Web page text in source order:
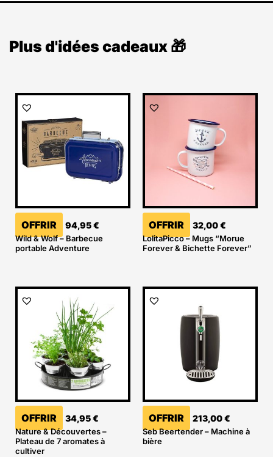
Plus d'idées cadeaux 🎁
OFFRIR 94,95€
Wild & Wolf – Barbecue
portable Adventure
OFFRIR 32,00€
LolitaPicco – Mugs “Morue
Forever & Bichette Forever”
OFFRIR 34,95€
Nature & Découvertes –
Plateau de 7 aromates à
cultiver
OFFRIR 213,00€
Seb Beertender – Machine à
bière